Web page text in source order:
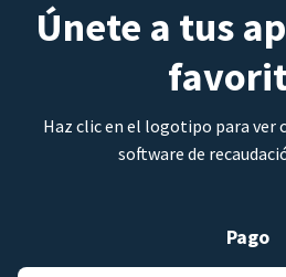
Únete a tus
Haz clic en el logotipo para
software de
Pago